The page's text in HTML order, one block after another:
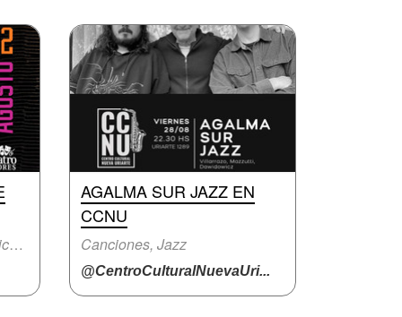
Canciones, Fiesta con música en vivo
AGALMA SUR JAZZ EN
CCNU
Canciones, Jazz
@CentroCulturalNuevaUri...